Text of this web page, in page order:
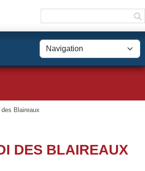
des Blaireaux
DES BLAIREAUX
cookies